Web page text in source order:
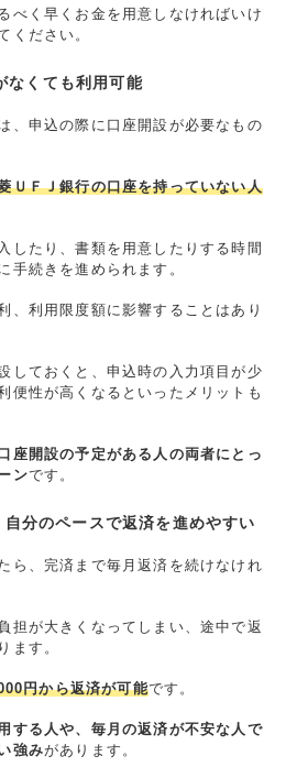
べく早くお金を用意しなければいけ
ください。
なくても利用可能
、申込の際に口座開設が必要なもの
ＵＦＪ銀行の口座を持っていない人
したり、書類を用意したりする時間
手続きを進められます。
、利用限度額に影響することはあり
しておくと、申込時の入力項目が少
便性が高くなるといったメリットも
座開設の予定がある人の両者にとっ
ンです。
分のペースで返済を進めやすい
ら、完済まで毎月返済を続けなけれ
担が大きくなってしまい、途中で返
ます。
円から返済が可能です。
する人や、毎月の返済が不安な人で
強みがあります。